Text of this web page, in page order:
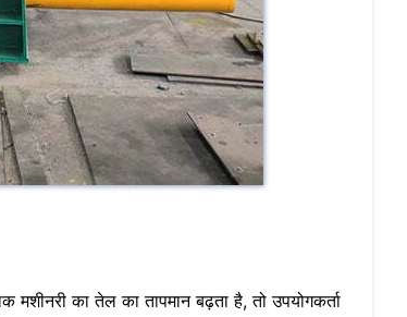
मशीनरी का तेल का तापमान बढ़ता है, तो उपयोगकर्ता